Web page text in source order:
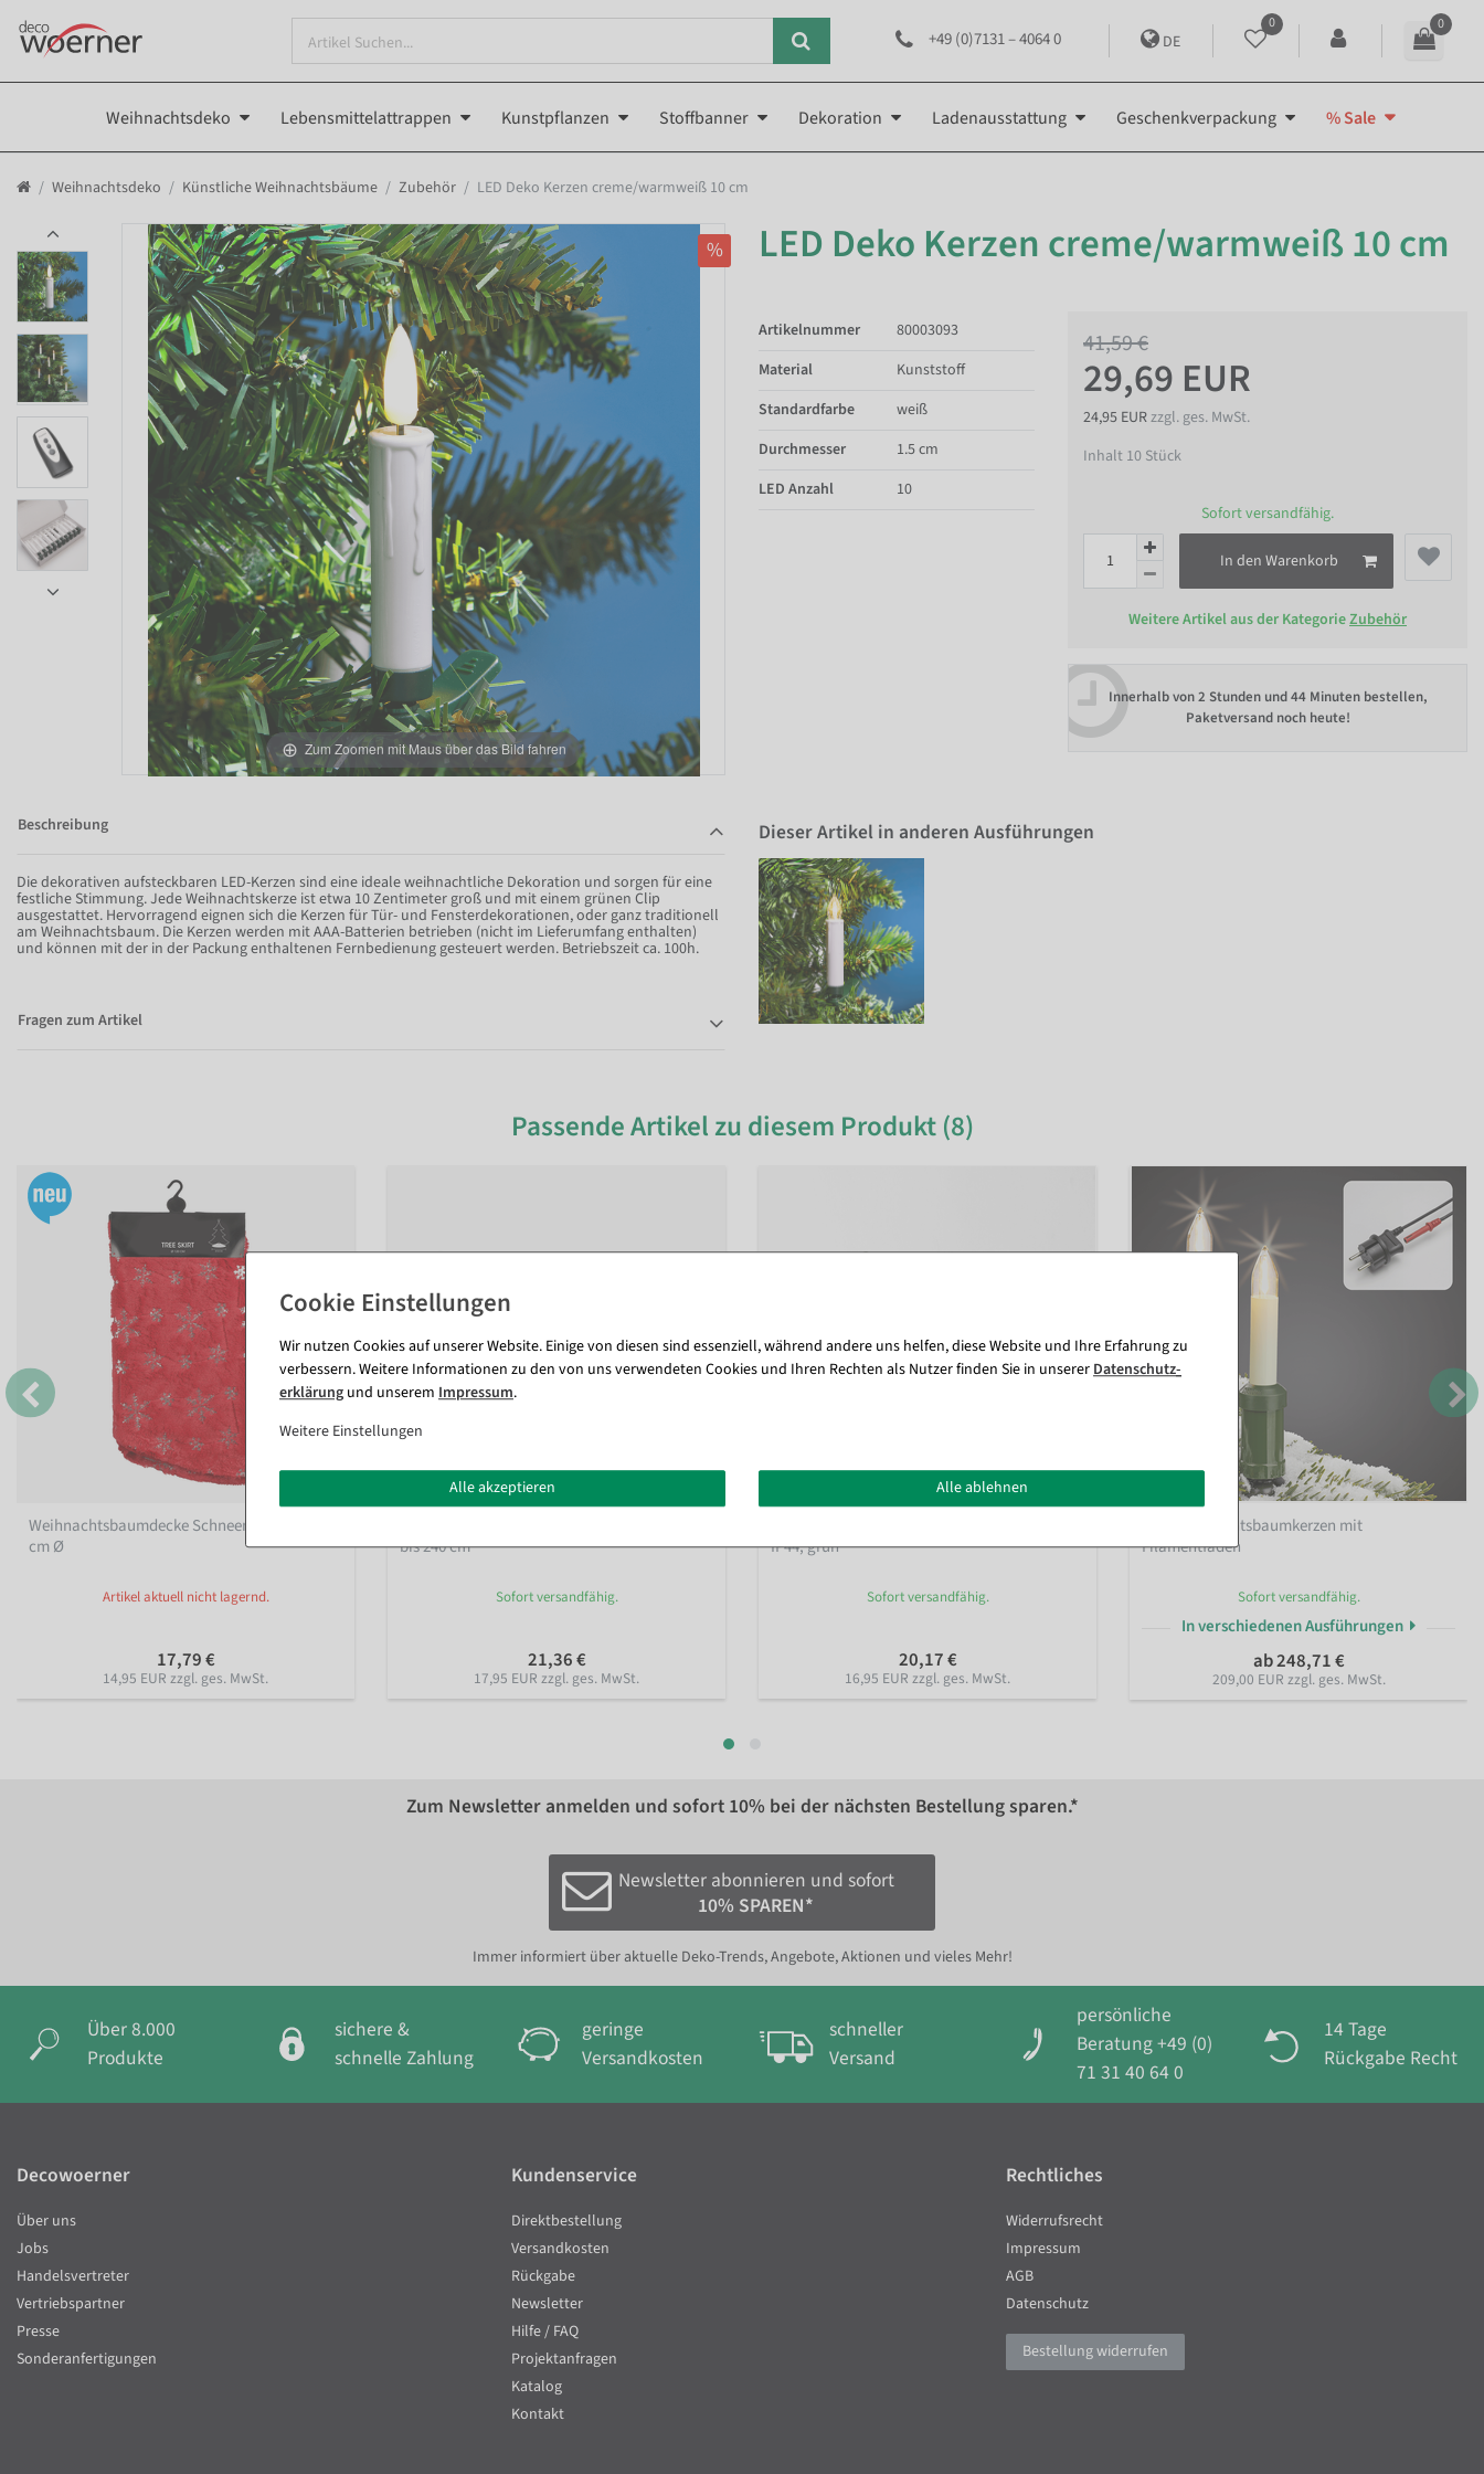
+49 (0)7131 – 4064 0 DE
0 0
Weihnachtsdeko Lebensmittelattrappen Kunstpflanzen Stoffbanner Dekoration Ladenausstattung Geschenkverpackung % Sale
Weihnachtsdeko Künstliche Weihnachtsbäume Zubehör LED Deko Kerzen creme/warmweiß 10 cm
Zum Zoomen mit Maus über das Bild fahren
% LED Deko Kerzen creme/warmweiß 10 cm
41,59 €
29,69 EUR
24,95 EURzzgl. ges. MwSt.
Inhalt 10 Stück
Sofort versandfähig.
In den Warenkorb
Weitere Artikel aus der KategorieZubehör
Innerhalb von2 Stunden und 44 Minuten bestellen,
Paketversand noch heute!
Artikelnummer
80003093
Material
Kunststoff
Standardfarbe
weiß
Durchmesser
1.5 cm
LED Anzahl
10
Beschreibung
Die dekorativen aufsteckbaren LED-Kerzen sind eine ideale weihnachtliche Dekoration und sorgen für eine
festliche Stimmung. Jede Weihnachtskerze ist etwa 10 Zentimeter groß und mit einem grünen Clip
ausgestattet. Hervorragend eignen sich die Kerzen für Tür- und Fensterdekorationen, oder ganz traditionell
am Weihnachtsbaum. Die Kerzen werden mit AAA-Batterien betrieben (nicht im Lieferumfang enthalten)
und können mit der in der Packung enthaltenen Fernbedienung gesteuert werden. Betriebszeit ca. 100h.
Fragen zum Artikel
Dieser Artikel in anderen Ausführungen
Passende Artikel zu diesem Produkt (8)
Weihnachtsbaumdecke Schneemotiv rot 120
cm Ø
Artikel aktuell nicht lagernd.
17,79 €
14,95 EUR zzgl. ges. MwSt.
bis 240 cm
Sofort versandfähig.
21,36 €
17,95 EUR zzgl. ges. MwSt.
IP44, grün
Sofort versandfähig.
20,17 €
16,95 EUR zzgl. ges. MwSt.
LED Weihnachtsbaumkerzen mit
Filamentfaden
Sofort versandfähig.
In verschiedenen Ausführungen
ab 248,71 €
209,00 EUR zzgl. ges. MwSt.
Zum Newsletter anmelden und sofort 10% bei der nächsten Bestellung sparen.*
Newsletter abonnieren und sofort
10% SPAREN*
Immer informiert über aktuelle Deko-Trends, Angebote, Aktionen und vieles Mehr!
Über 8.000
Produkte
sichere &
schnelle Zahlung
geringe
Versandkosten
schneller
Versand
persönliche
Beratung +49 (0)
71 31 40 64 0
14 Tage
Rückgabe Recht
Wir nutzen Cookies auf unserer Website. Einige von diesen sind essenziell, während andere uns helfen, diese Website und Ihre Erfahrung zu
verbessern. Weitere Informationen zu den von uns verwendeten Cookies und Ihren Rechten als Nutzer finden Sie in unserer Daten­schutz­
erklärung und unserem Impressum.
Weitere Einstellungen
Alle akzeptieren Alle ablehnen
Decowoerner
Über uns
Jobs
Handelsvertreter
Vertriebspartner
Presse
Sonderanfertigungen
Kundenservice
Direktbestellung
Versandkosten
Rückgabe
Newsletter
Hilfe / FAQ
Projektanfragen
Katalog
Kontakt
Rechtliches
Widerrufsrecht
Impressum
AGB
Datenschutz
Bestellung widerrufen